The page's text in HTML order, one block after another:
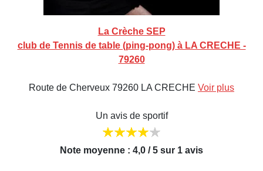
La Crèche SEP
club de Tennis de table (ping-pong) à LA CRECHE -
79260
Route de Cherveux 79260 LA CRECHE Voir plus
Un avis de sportif
Note moyenne : 4,0 / 5 sur 1 avis